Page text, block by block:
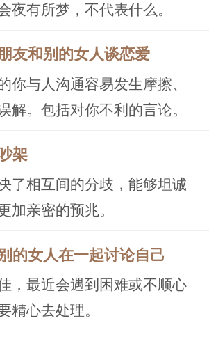
夜有所梦，不代表什么。
友和别的女人谈恋爱
你与人沟通容易发生摩擦、
解。包括对你不利的言论。
架
了相互间的分歧，能够坦诚
加亲密的预兆。
的女人在一起讨论自己
，最近会遇到困难或不顺心
精心去处理。